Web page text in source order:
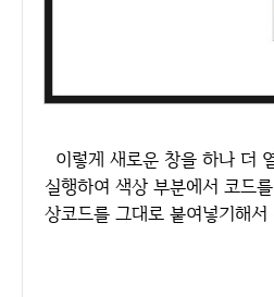
이렇게 새로운 창을 하나 더 열고, 티스토리 글쓰기를
실행하여 색상 부분에서 코드
상코드를 그대로 붙여넣기해